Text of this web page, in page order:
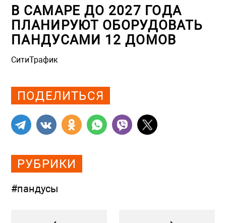
В САМАРЕ ДО 2027 ГОДА
ПЛАНИРУЮТ ОБОРУДОВАТЬ
ПАНДУСАМИ 12 ДОМОВ
СитиТрафик
ПОДЕЛИТЬСЯ
РУБРИКИ
#пандусы